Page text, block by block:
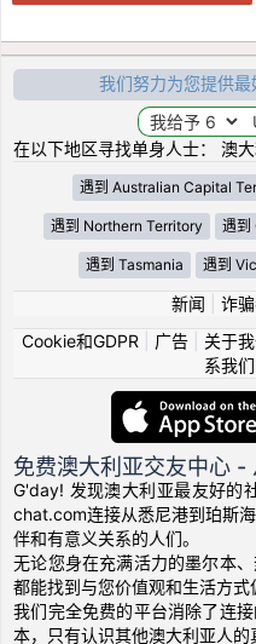
我们努力为您提供
在以下地区寻找单身人士： 澳
遇到 Australian Capital
遇到 Northern Territory 遇到
遇到 Tasmania 遇到
新闻 诈
Cookie和GDPR
广告| 关于
系我们
免费澳大利亚交友中心 -
G'day! 发现澳大利亚最友好的
chat.com连接从悉尼港到珀斯
伴和有意义关系的人们。
无论您身在充满活力的墨尔本
都能找到与您价值观和生活方式
我们完全免费的平台消除了连
本，只有认识其他澳大利亚人的